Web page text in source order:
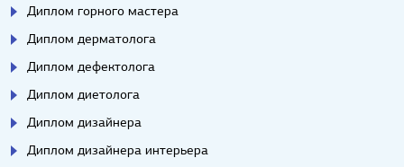
Диплом горного мастера
Диплом дерматолога
Диплом дефектолога
Диплом диетолога
Диплом дизайнера
Диплом дизайнера интерьера